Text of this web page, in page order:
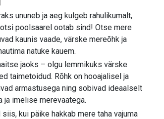
ununeb ja aeg kulgeb rahulikumalt,
poolsaarel ootab sind! Otse mere
kaunis vaade, värske mereõhk ja
natuke kauem.
jaoks – olgu lemmikuks värske
taimetoidud. Rõhk on hooajalisel ja
armastusega ning sobivad ideaalselt
imelise merevaatega.
kui päike hakkab mere taha vajuma